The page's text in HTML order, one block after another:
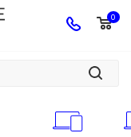
0